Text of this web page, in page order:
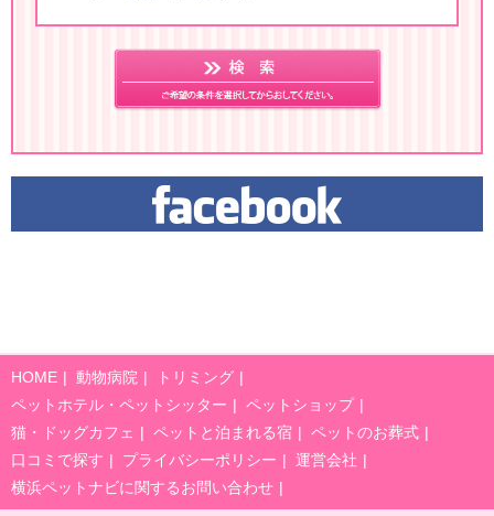
HOME 動物病院
トリミング
ペットホテル・ペットシッター
ペットショップ
猫・ドッグカフェ
ペットと泊まれる宿
ペットのお葬式
口コミで探す
プライバシーポリシー
運営会社
横浜ペットナビに関するお問い合わせ